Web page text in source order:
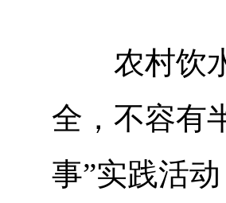
农村饮水
全，不容有
事”实践活